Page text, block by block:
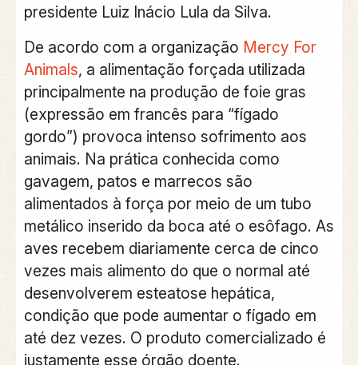
presidente Luiz Inácio Lula da Silva.
De acordo com a organização Mercy For
Animals, a alimentação forçada utilizada
principalmente na produção de foie gras
(expressão em francês para “fígado
gordo”) provoca intenso sofrimento aos
animais. Na prática conhecida como
gavagem, patos e marrecos são
alimentados à força por meio de um tubo
metálico inserido da boca até o esôfago. As
aves recebem diariamente cerca de cinco
vezes mais alimento do que o normal até
desenvolverem esteatose hepática,
condição que pode aumentar o fígado em
até dez vezes. O produto comercializado é
justamente esse órgão doente.